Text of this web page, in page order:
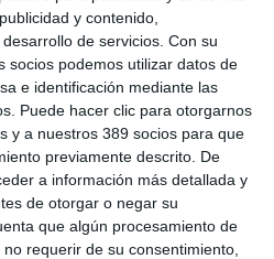
y contenido,
de servicios. Con su
socios podemos utilizar datos de
e identificación mediante las
Puede hacer clic para otorgarnos
y a nuestros 389 socios para que
previamente descrito. De
a información más detallada y
de otorgar o negar su
que algún procesamiento de
requerir de su consentimiento,
directora Territorial Sureste de
Generali apostamos firmemente
canal prioritario de distribución
papel de asesor para los
acuerdo refuerza nuestro
con los profesionales que lo
entidades organizarán
jornadas técnicas y
a los colegiados.